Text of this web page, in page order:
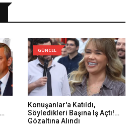
GÜNCEL
Konuşanlar'a Katıldı,
Söyledikleri Başına Iş Açtı!
Gözaltına Alındı